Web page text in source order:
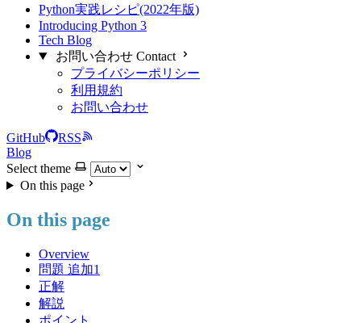
Python実践レシピ(2022年版)
Introducing Python 3
Tech Blog
お問い合わせ Contact
プライバシーポリシー
利用規約
お問い合わせ
GitHub
RSS
Blog
Select theme
On this page
On this page
Overview
問題 追加1
正解
解説
ポイント